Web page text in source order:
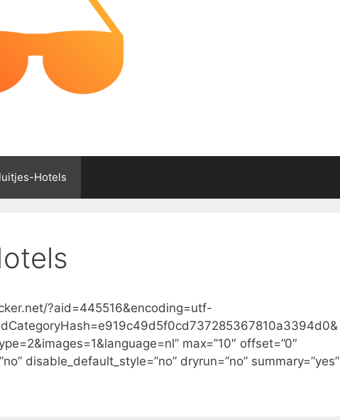
Hotels
?aid=445516&encoding=utf-
max=”10″ offset=”0″
disable_default_style=”no” dryrun=”no” summary=”yes”